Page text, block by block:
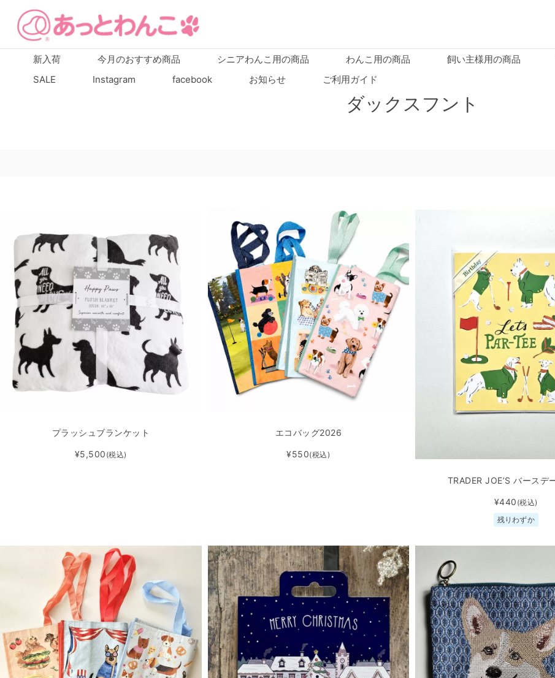
新入荷 今月のおすすめ商品 シニアわんこ用の商品 わんこ用の商品 飼い主様用の商品
SALE
Instagram facebook お知らせ ご利用ガイド
ダックスフント
プラッシュブランケット
¥5,500 (税込)
エコバッグ2026
¥550(税込)
TRADER JOE’S バースデ
¥440 (税込)
残りわずか